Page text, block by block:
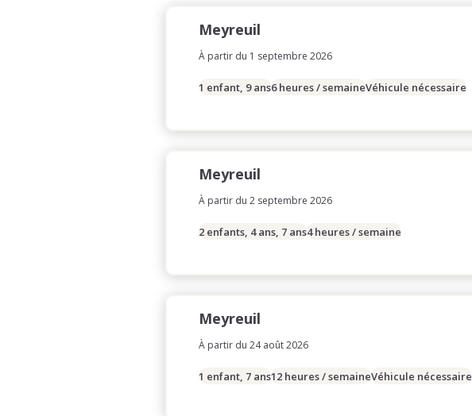
Meyreuil
À partir du 1 septembre 2026
1 enfant, 9 ans6 heures / semaineVéhicule nécessaire
Meyreuil
À partir du 2 septembre 2026
2 enfants, 4 ans, 7 ans4 heures / semaine
Meyreuil
À partir du 24 août 2026
1 enfant, 7 ans12 heures / semaineVéhicule nécessaire